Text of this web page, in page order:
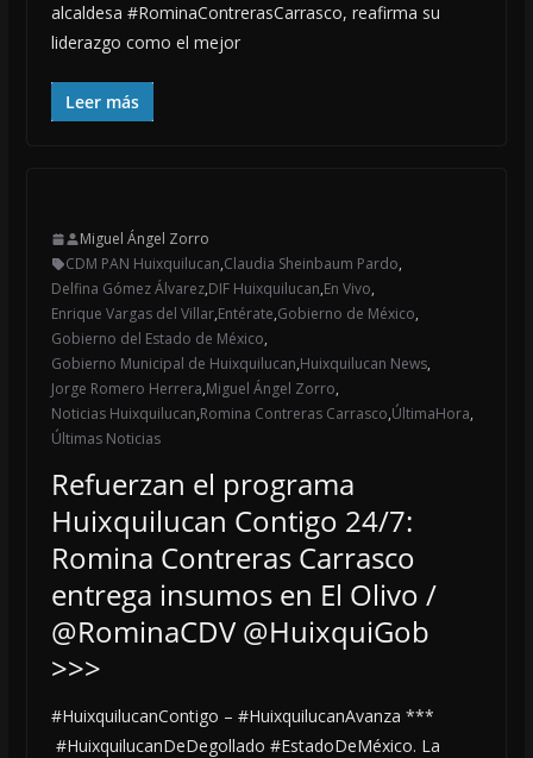
alcaldesa #RominaContrerasCarrasco, reafirma su
liderazgo como el mejor
Leer más
Miguel Ángel Zorro
CDM PAN Huixquilucan,Claudia Sheinbaum Pardo,
Delfina Gómez Álvarez,DIF Huixquilucan,En Vivo,
Enrique Vargas del Villar,Entérate,Gobierno de México,
Gobierno del Estado de México,
Gobierno Municipal de Huixquilucan,Huixquilucan News,
Jorge Romero Herrera,Miguel Ángel Zorro,
Noticias Huixquilucan,Romina Contreras Carrasco,ÚltimaHora,
Últimas Noticias
Refuerzan el programa
Huixquilucan Contigo 24/7:
Romina Contreras Carrasco
entrega insumos en El Olivo /
@RominaCDV @HuixquiGob
>>>
#HuixquilucanContigo – #HuixquilucanAvanza ***
#HuixquilucanDeDegollado #EstadoDeMéxico. La